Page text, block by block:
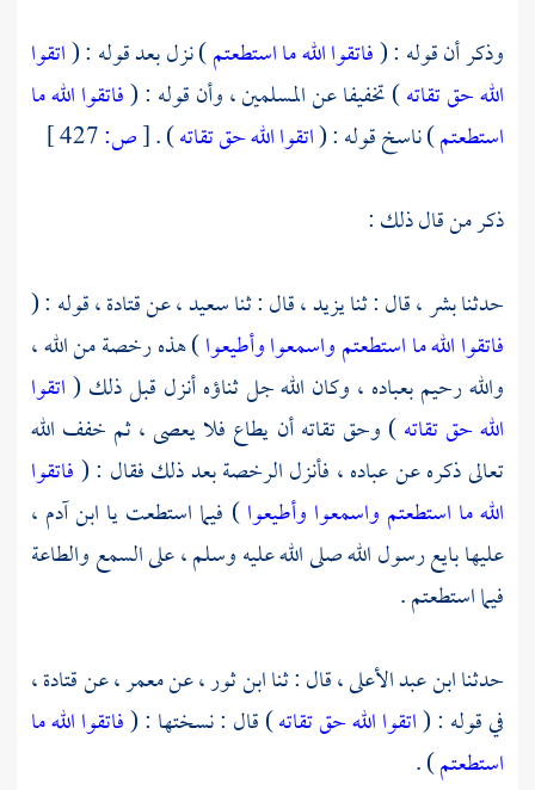
وذكر أن قوله : (فاتقوا الله ما استطعتم) نزل بعد قوله : (اتقوا
الله حق تقاته) تخفيفا عن المسلمين ، وأن قوله : (فاتقوا الله ما
استطعتم) ناسخ قوله : (اتقوا الله حق تقاته) .
[ص:
ذكر من قال ذلك :
حدثنابشر ،قال : ثنايزيد ،قال : ثناسعيد ،عنقتادة ،قوله : (
فاتقوا الله ما استطعتم واسمعوا وأطيعوا) هذه رخصة من الله ،
والله رحيم بعباده ، وكان الله جل ثناؤه أنزل قبل ذلك (اتقوا
الله حق تقاته) وحق تقاته أن يطاع فلا يعصى ، ثم خفف الله
تعالى ذكره عن عباده ، فأنزل الرخصة بعد ذلك فقال : (فاتقوا
الله ما استطعتم واسمعوا وأطيعوا) فيما استطعت يا ابنآدم ،
عليها بايع رسول الله صلى الله عليه وسلم ، على السمع والطاعة
فيما استطعتم .
حدثناابن عبد الأعلى ،قال : ثناابن ثور ،عنمعمر ،عنقتادة ،
في قوله : (اتقوا الله حق تقاته) قال : نسختها : (فاتقوا الله ما
استطعتم) .